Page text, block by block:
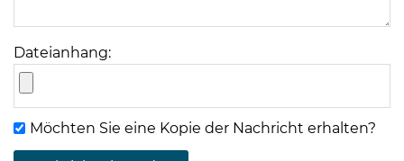
Uhr
und
18
Uhr
Dateianhang:
Möchten Sie eine Kopie der Nachricht erhalten?